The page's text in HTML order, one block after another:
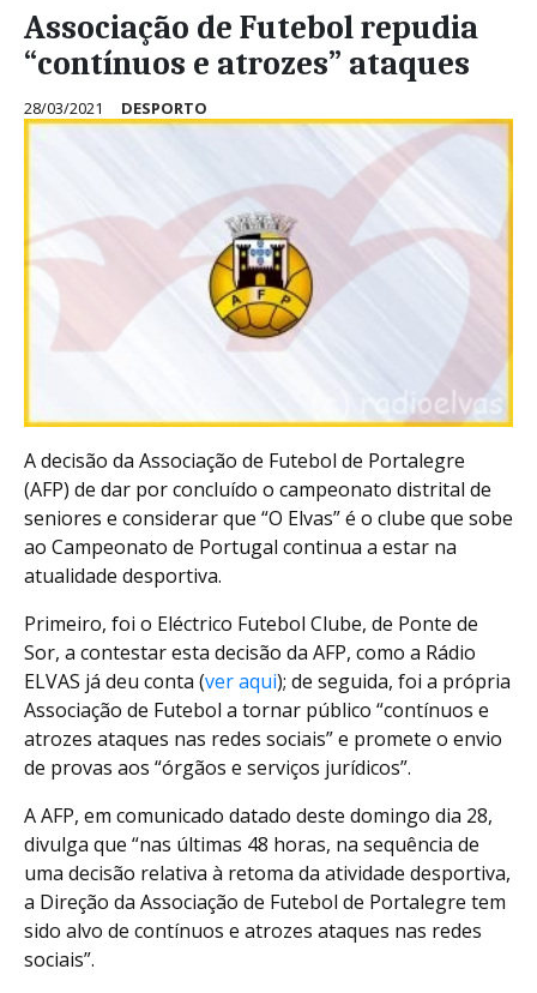
Associação de Futebol repudia
“contínuos e atrozes” ataques
28/03/2021 DESPORTO
A decisão da Associação de Futebol de Portalegre
(AFP) de dar por concluído o campeonato distrital de
seniores e considerar que “O Elvas” é o clube que sobe
ao Campeonato de Portugal continua a estar na
atualidade desportiva.
Primeiro, foi o Eléctrico Futebol Clube, de Ponte de
Sor, a contestar esta decisão da AFP, como a Rádio
ELVAS já deu conta (ver aqui); de seguida, foi a própria
Associação de Futebol a tornar público “contínuos e
atrozes ataques nas redes sociais” e promete o envio
de provas aos “órgãos e serviços jurídicos”.
A AFP, em comunicado datado deste domingo dia 28,
divulga que “nas últimas 48 horas, na sequência de
uma decisão relativa à retoma da atividade desportiva,
a Direção da Associação de Futebol de Portalegre tem
sido alvo de contínuos e atrozes ataques nas redes
sociais”.